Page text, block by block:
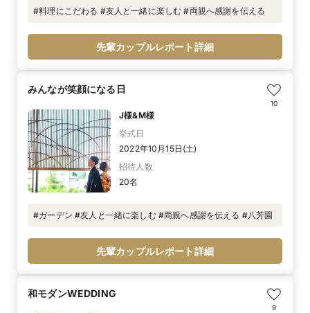
#料理にこだわる #友人と一緒に楽しむ #両親へ感謝を伝える
先輩カップルレポート詳細
みんなが笑顔になる日
10
J様&M様
挙式日
2022年10月15日(土)
招待人数
20名
#ガーデン #友人と一緒に楽しむ #両親へ感謝を伝える #八芳園
先輩カップルレポート詳細
和モダンWEDDING
9